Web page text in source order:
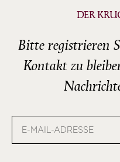
DER
Bitte registrieren
Kontakt zu
Mail-